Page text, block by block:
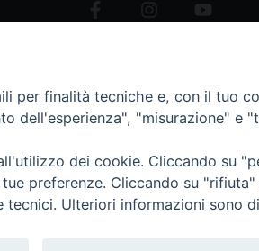
per finalità tecniche e, con il tuo
dell'esperienza", "misurazione" e
dei cookie. Cliccando su
preferenze. Cliccando su
tecnici. Ulteriori informazioni sono